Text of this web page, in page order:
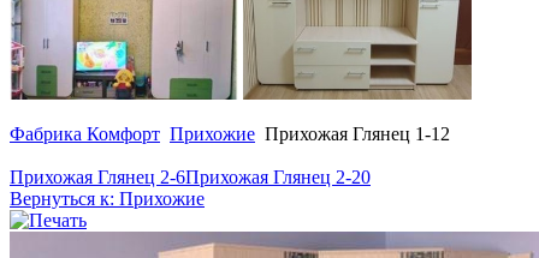
Фабрика Комфорт Прихожие Прихожая Глянец 1-12
Прихожая Глянец 2-6Прихожая Глянец 2-20
Вернуться к: Прихожие